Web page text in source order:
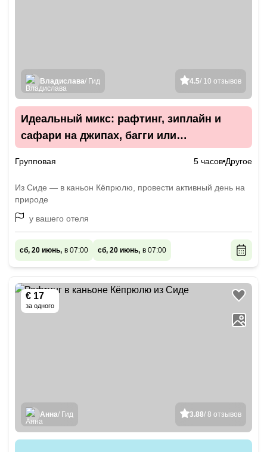
4.5/ 10 отзывов
Владислава/ Гид
Идеальный микс: рафтинг, зиплайн и
сафари на джипах, багги или
Групповая 5 часов Другое
Из Сиде — в каньон Кёпрюлю, провести активный день на
природе
у вашего отеля
сб, 20 июнь, в 07:00 сб, 20 июнь, в 07:00
€ 17
за одного
3.88/ 8 отзывов
Анна/ Гид